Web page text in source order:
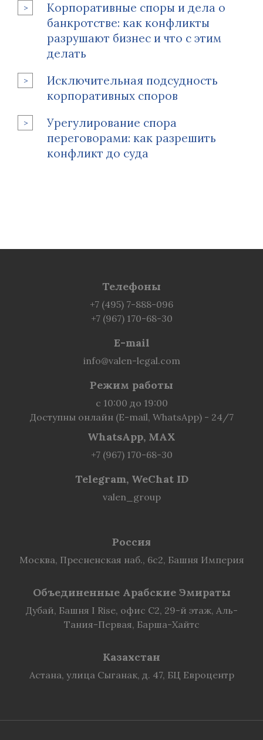
Корпоративные споры и дела о
банкротстве: как конфликты
разрушают бизнес и что с этим
делать
Исключительная подсудность
корпоративных споров
Урегулирование спора
переговорами: как разрешить
конфликт до суда
Телефоны
+7 (495) 7-888-096
+7 (967) 170-68-30
E-mail
info@valen-legal.com
Режим работы
с 10:00 до 19:00
Доступны онлайн (E-mail, WhatsApp) - 24/7
WhatsApp, MAX
+7 (967) 170-68-30
Telegram, WeChat ID
valen_group
Россия
Москва, Пресненская наб., 6с2, Башня Империя
Объединенные Арабские Эмираты
Дубай, Башня I Rise, офис C2, 29-й этаж, Аль-
Тания-Первая, Барша-Хайтс
Казахстан
Астана, улица Сыганак, д. 47, БЦ Евроцентр